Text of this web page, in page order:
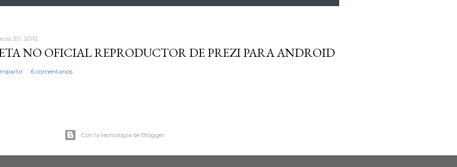
30, 2012
NO OFICIAL REPRODUCTOR DE PREZI PARA ANDROID
6 comentarios
Con la tecnología de Blogger